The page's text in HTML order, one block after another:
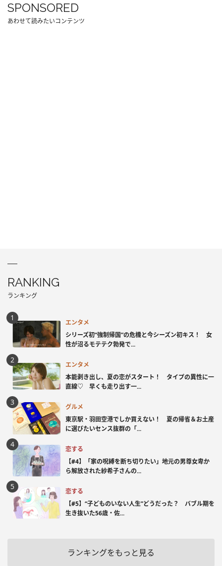
SPONSORED
あわせて読みたいコンテンツ
RANKING
ランキング
エンタメ
シリーズ初“強制帰国”の危機と今シーズン初キス！ 女
性が沼るモテテク勃発で...
エンタメ
本能剥き出し、夏の恋がスタート！ タイプの異性に一
直線♡ 早くも走り出す一...
グルメ
東京駅・羽田空港でしか買えない！ 夏の帰省＆お土産
に選びたいセンス抜群の「...
恋する
【#4】「家の呪縛を断ち切りたい」地元の男尊女卑か
ら解放された紗希子さんの...
恋する
【#5】“子どものいない人生”どうだった？ バブル期を
生き抜いた56歳・佐...
ランキングをもっと見る